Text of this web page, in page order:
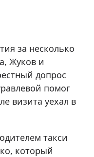
за несколько
Жуков и
допрос
помог
визита уехал в
такси
который